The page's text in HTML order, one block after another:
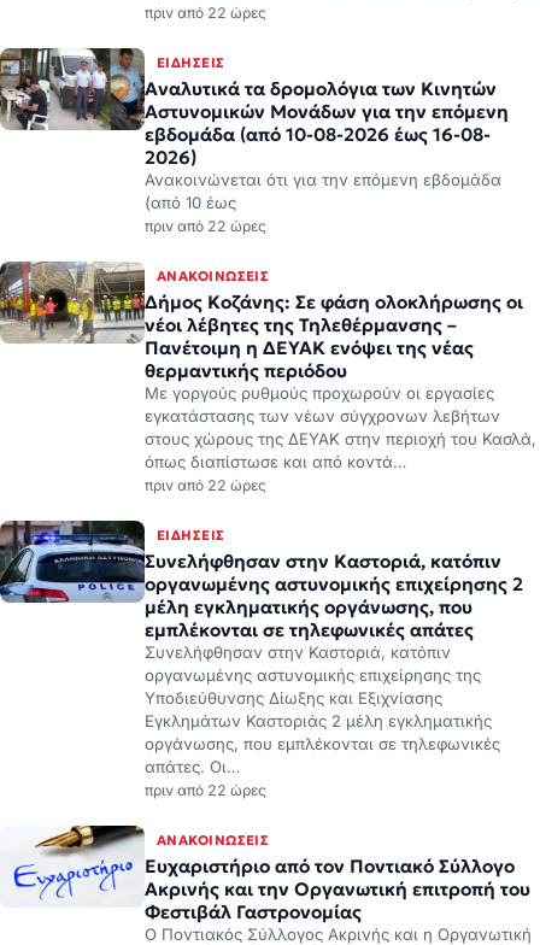
πριν από 22 ώρες
ΕΙΔΉΣΕΙΣ
Αναλυτικά τα δρομολόγια των Κινητών
Αστυνομικών Μονάδων για την επόμενη
εβδομάδα (από 10-08-2026 έως 16-08-
2026)
Ανακοινώνεται ότι για την επόμενη εβδομάδα
(από 10 έως
πριν από 22 ώρες
ΑΝΑΚΟΙΝΏΣΕΙΣ
Δήμος Κοζάνης: Σε φάση ολοκλήρωσης οι
νέοι λέβητες της Τηλεθέρμανσης –
Πανέτοιμη η ΔΕΥΑΚ ενόψει της νέας
θερμαντικής περιόδου
Με γοργούς ρυθμούς προχωρούν οι εργασίες
εγκατάστασης των νέων σύγχρονων λεβήτων
στους χώρους της ΔΕΥΑΚ στην περιοχή του Κασλά,
όπως διαπίστωσε και από κοντά…
πριν από 22 ώρες
ΕΙΔΉΣΕΙΣ
Συνελήφθησαν στην Καστοριά, κατόπιν
οργανωμένης αστυνομικής επιχείρησης 2
μέλη εγκληματικής οργάνωσης, που
εμπλέκονται σε τηλεφωνικές απάτες
Συνελήφθησαν στην Καστοριά, κατόπιν
οργανωμένης αστυνομικής επιχείρησης της
Υποδιεύθυνσης Δίωξης και Εξιχνίασης
Εγκλημάτων Καστοριάς 2 μέλη εγκληματικής
οργάνωσης, που εμπλέκονται σε τηλεφωνικές
απάτες. Οι…
πριν από 22 ώρες
ΑΝΑΚΟΙΝΏΣΕΙΣ
Ευχαριστήριο από τον Ποντιακό Σύλλογο
Ακρινής και την Οργανωτική επιτροπή του
Φεστιβάλ Γαστρονομίας
Ο Ποντιακός Σύλλογος Ακρινής και η Οργανωτική